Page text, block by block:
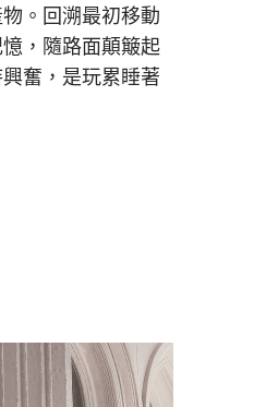
。回溯最初移動
，隨路面顛簸起
奮，是玩累睡著